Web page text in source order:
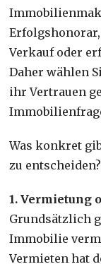
Verkauf oder
Daher wählen
ihr Vertrauen
Was konkret
zu entscheiden?
1. Vermietung
Grundsätzlich
Immobilie
Vermieten hat